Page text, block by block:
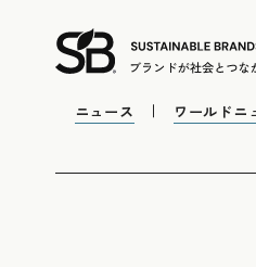
ニュース ワールドニ